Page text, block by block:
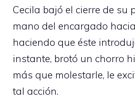
Cecila bajó el cierre de su
mano del encargado
haciendo que éste
instante, brotó un chorro
más que molestarle, le
tal acción.